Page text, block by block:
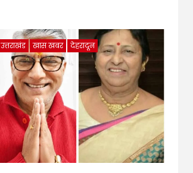
उत्तराखंड खास खबर देहरादून